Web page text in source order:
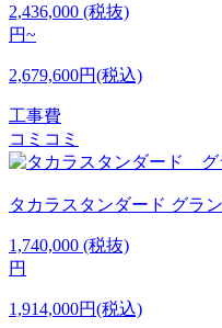
2,436,000 (税抜)
円~
2,679,600円(税込)
工事費
コミコミ
タカラスタンダード グラ
1,740,000 (税抜)
円
1,914,000円(税込)